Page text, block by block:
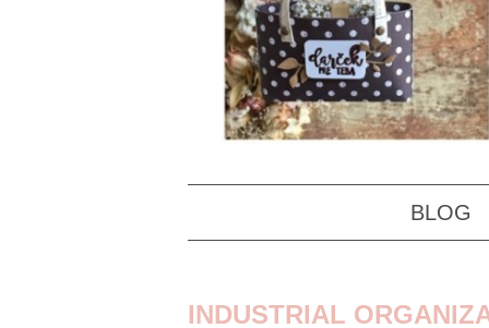
BLOG
INDUSTRIAL